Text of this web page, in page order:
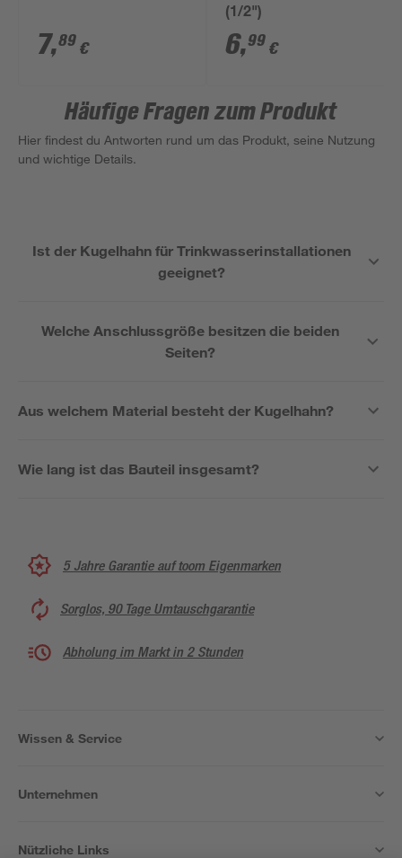
7,89 €
(1/2")
6,99 €
Häufige Fragen zum Produkt
Hier findest du Antworten rund um das Produkt, seine Nutzung
und wichtige Details.
Ist der Kugelhahn für Trinkwasserinstallationen
geeignet?
Welche Anschlussgröße besitzen die beiden
Seiten?
Aus welchem Material besteht der Kugelhahn?
Wie lang ist das Bauteil insgesamt?
5 Jahre Garantie auf toom Eigenmarken
Sorglos, 90 Tage Umtauschgarantie
Abholung im Markt in 2 Stunden
Wissen & Service
Unternehmen
Nützliche Links